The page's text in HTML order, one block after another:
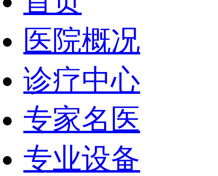
医院概况
诊疗中心
专家名医
专业设备